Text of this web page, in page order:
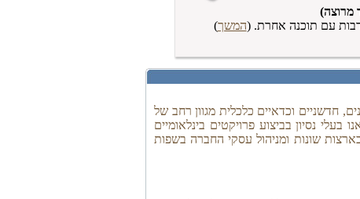
מרוצה)
עם תוכנה אחרת. (המשך)
חדשניים וכדאיים כלכלית מגוון רחב של
נסיון בביצוע פרויקטים בינלאומיים
שונות ומניהול עסקי החברה בשפות